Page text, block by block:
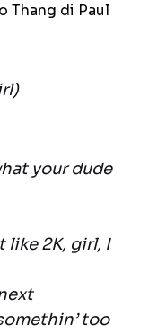
Thang di Paul
your dude
like 2K, girl, I
too